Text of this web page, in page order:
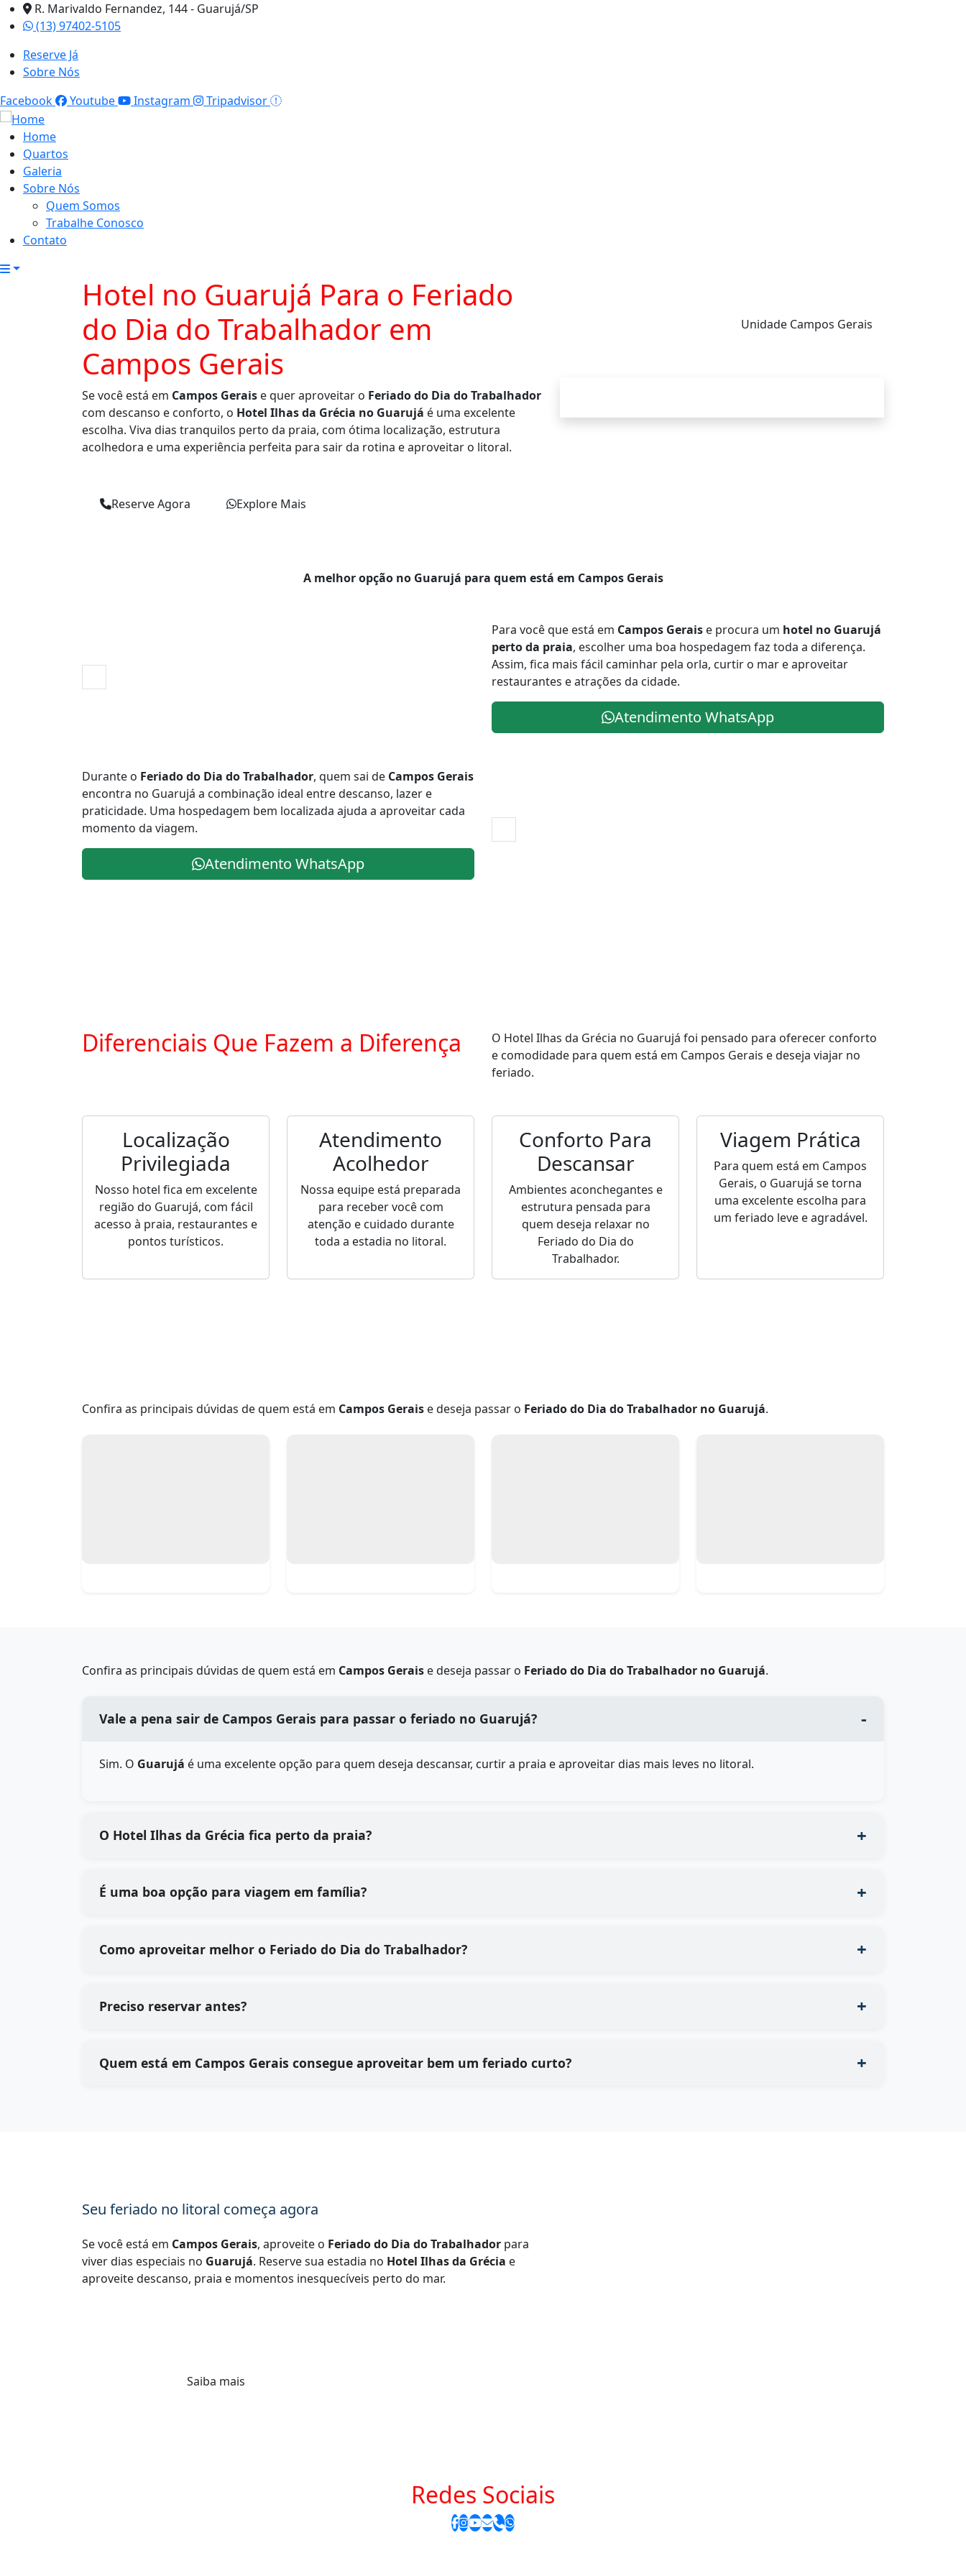
R. Marivaldo Fernandez, 144 - Guarujá/SP
(13) 97402-5105
Reserve Já
Sobre Nós
Facebook
Youtube Instagram Tripadvisor
Home
Quartos
Galeria
Sobre Nós
Quem Somos
Trabalhe Conosco
Contato
Unidade Campos Gerais
Hotel no Guarujá Para o Feriado
do Dia do Trabalhador em
Campos Gerais
Se você está em Campos Gerais e quer aproveitar o Feriado do Dia do Trabalhador
com descanso e conforto, o Hotel Ilhas da Grécia no Guarujá é uma excelente
escolha. Viva dias tranquilos perto da praia, com ótima localização, estrutura
acolhedora e uma experiência perfeita para sair da rotina e aproveitar o litoral.
Reserve Agora Explore Mais
A melhor opção no Guarujá para quem está em Campos Gerais
Para você que está em Campos Gerais e procura um hotel no Guarujá
perto da praia, escolher uma boa hospedagem faz toda a diferença.
Assim, fica mais fácil caminhar pela orla, curtir o mar e aproveitar
restaurantes e atrações da cidade.
Atendimento WhatsApp
Durante o Feriado do Dia do Trabalhador, quem sai de Campos Gerais
encontra no Guarujá a combinação ideal entre descanso, lazer e
praticidade. Uma hospedagem bem localizada ajuda a aproveitar cada
momento da viagem.
Atendimento WhatsApp
Diferenciais Que Fazem a Diferença
O Hotel Ilhas da Grécia no Guarujá foi pensado para oferecer conforto
e comodidade para quem está em Campos Gerais e deseja viajar no
feriado.
Localização
Privilegiada
Nosso hotel fica em excelente
região do Guarujá, com fácil
acesso à praia, restaurantes e
pontos turísticos.
Atendimento
Acolhedor
Nossa equipe está preparada
para receber você com
atenção e cuidado durante
toda a estadia no litoral.
Conforto Para
Descansar
Ambientes aconchegantes e
estrutura pensada para
quem deseja relaxar no
Feriado do Dia do
Trabalhador.
Viagem Prática
Para quem está em Campos
Gerais, o Guarujá se torna
uma excelente escolha para
um feriado leve e agradável.
Confira as principais dúvidas de quem está em Campos Gerais e deseja passar o Feriado do Dia do Trabalhador no Guarujá.
Confira as principais dúvidas de quem está em Campos Gerais e deseja passar o Feriado do Dia do Trabalhador no Guarujá.
Vale a pena sair de Campos Gerais para passar o feriado no Guarujá?
Sim. O Guarujá é uma excelente opção para quem deseja descansar, curtir a praia e aproveitar dias mais leves no litoral.
O Hotel Ilhas da Grécia fica perto da praia?
É uma boa opção para viagem em família?
Como aproveitar melhor o Feriado do Dia do Trabalhador?
Preciso reservar antes?
Quem está em Campos Gerais consegue aproveitar bem um feriado curto?
Seu feriado no litoral começa agora
Se você está em Campos Gerais, aproveite o Feriado do Dia do Trabalhador para
viver dias especiais no Guarujá. Reserve sua estadia no Hotel Ilhas da Grécia e
aproveite descanso, praia e momentos inesquecíveis perto do mar.
Saiba mais
Redes Sociais